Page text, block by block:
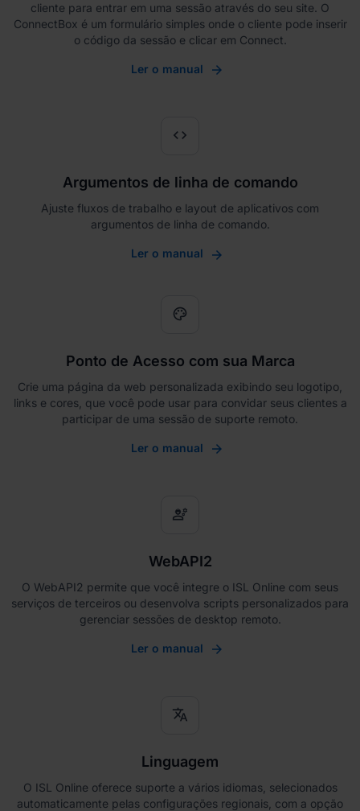
cliente para entrar em uma sessão através do seu site. O
ConnectBox é um formulário simples onde o cliente pode inserir
o código da sessão e clicar em Connect.
Ler o manual
code
Argumentos de linha de comando
Ajuste fluxos de trabalho e layout de aplicativos com
argumentos de linha de comando.
Ler o manual
palette
Ponto de Acesso com sua Marca
Crie uma página da web personalizada exibindo seu logotipo,
links e cores, que você pode usar para convidar seus clientes a
participar de uma sessão de suporte remoto.
Ler o manual
engineering
WebAPI2
O WebAPI2 permite que você integre o ISL Online com seus
serviços de terceiros ou desenvolva scripts personalizados para
gerenciar sessões de desktop remoto.
Ler o manual
translate
Linguagem
O ISL Online oferece suporte a vários idiomas, selecionados
automaticamente pelas configurações regionais, com a opção